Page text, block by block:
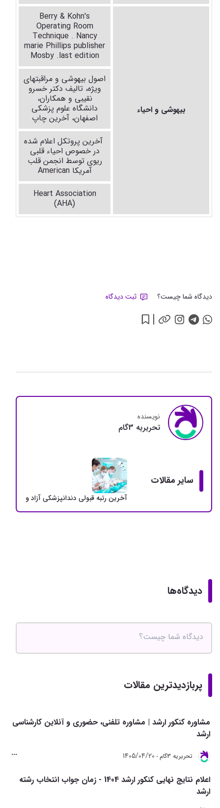
بیهوشی و احیاء
Berry & Kohn's
Operating Room
Technique . Nancy
marie Phillips publisher
Mosby.last edition
اصول بیهوشی و مراقبتهای
ویژه، تالیف دکتر خسرو
نقیبی و همکاران،
دانشگاه علوم پزشکی
اصفهان، آخرین چاپ
آخرین پروتکل اعلام شده
در خصوص احیاء قلبی
ریوی توسط انجمن قلب
آمریکاAmerican
Heart Association
(AHA)
دیدگاه شما چیست؟ ثبت دیدگاه
نویسنده
تحريريه 3گام
سایر مقالات
آخرین رتبه قبولی دندانپزشکی آزاد و دولتی +
دیدگاه‌ها
پربازدیدترین مقالات
مشاوره کنکور ارشد | مشاوره تلفنی، حضوری و آنلاین کارشناسی
ارشد
تحريريه 3گام 1405/04/20
اعلام نتایج نهایی کنکور ارشد 1404 - زمان جواب انتخاب رشته
ارشد